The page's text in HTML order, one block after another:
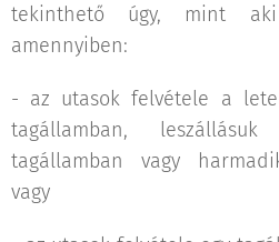
tekinthető úgy, mint aki
amennyiben:
- az utasok felvétele a
tagállamban,
tagállamban vagy
vagy